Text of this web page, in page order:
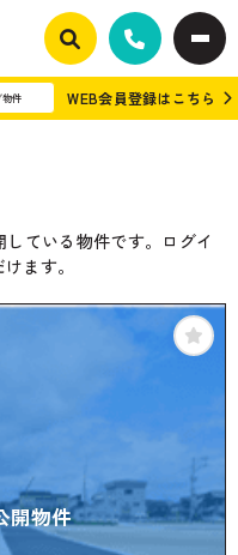
物件 WEB会員登録はこちら
ている物件です。ログイ
ます。
開物件